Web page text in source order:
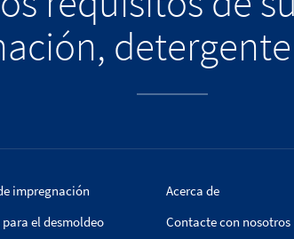
impregnación
el desmoldeo
Acerca de
Contacte con nosotros